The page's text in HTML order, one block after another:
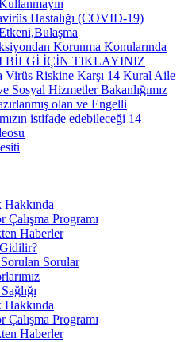
Hastalığı (COVID-19)
Korunma Konularında
BİLGİ İÇİN TIKLAYINIZ
Virüs Riskine Karşı 14 Kural Aile
Sosyal Hizmetler Bakanlığımız
olan ve Engelli
istifade edebileceği 14
Çalışma Programı
Haberler
Sorulan Sorular
Çalışma Programı
Haberler